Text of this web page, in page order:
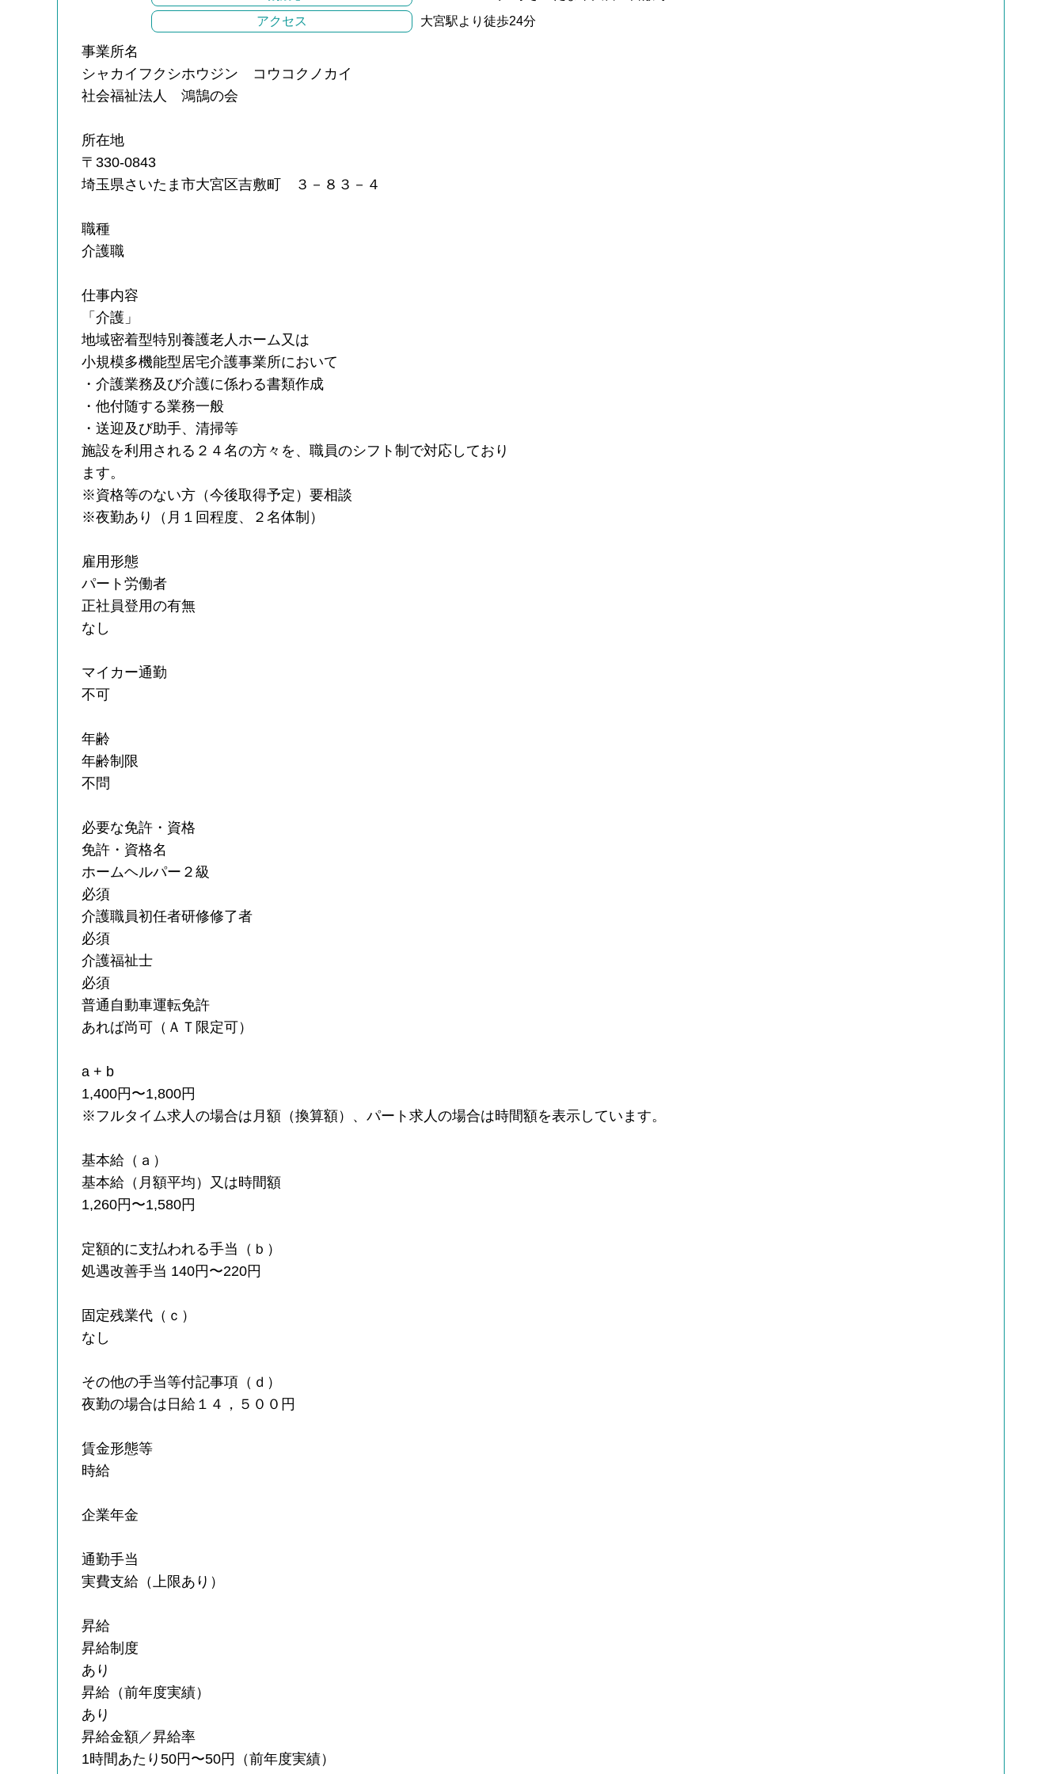
アクセス
大宮駅より徒歩24分
事業所名
シャカイフクシホウジン コウコクノカイ
社会福祉法人 鴻鵠の会
所在地
〒330-0843
埼玉県さいたま市大宮区吉敷町 ３－８３－４
職種
介護職
仕事内容
「介護」
地域密着型特別養護老人ホーム又は
小規模多機能型居宅介護事業所において
・介護業務及び介護に係わる書類作成
・他付随する業務一般
・送迎及び助手、清掃等
施設を利用される２４名の方々を、職員のシフト制で対応しており
ます。
※資格等のない方（今後取得予定）要相談
※夜勤あり（月１回程度、２名体制）
雇用形態
パート労働者
正社員登用の有無
なし
マイカー通勤
不可
年齢
年齢制限
不問
必要な免許・資格
免許・資格名
ホームヘルパー２級
必須
介護職員初任者研修修了者
必須
介護福祉士
必須
普通自動車運転免許
あれば尚可（ＡＴ限定可）
a + b
1,400円〜1,800円
※フルタイム求人の場合は月額（換算額）、パート求人の場合は時間額を表示しています。
基本給（ａ）
基本給（月額平均）又は時間額
1,260円〜1,580円
定額的に支払われる手当（ｂ）
処遇改善手当 140円〜220円
固定残業代（ｃ）
なし
その他の手当等付記事項（ｄ）
夜勤の場合は日給１４，５００円
賃金形態等
時給
企業年金
通勤手当
実費支給（上限あり）
昇給
昇給制度
あり
昇給（前年度実績）
あり
昇給金額／昇給率
1時間あたり50円〜50円（前年度実績）